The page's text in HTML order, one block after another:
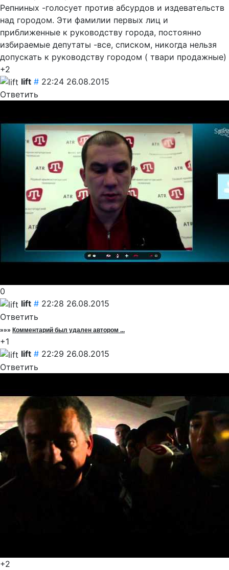
Репниных -голосует против абсурдов и издевательств
над городом. Эти фамилии первых лиц и
приближенные к руководству города, постоянно
избираемые депутаты -все, списком, никогда нельзя
допускать к руководству городом ( твари продажные)
+2
lift # 22:24 26.08.2015
Ответить
0
lift # 22:28 26.08.2015
Ответить
»»» Комментарий был удален автором ...
+1
lift # 22:29 26.08.2015
Ответить
+2